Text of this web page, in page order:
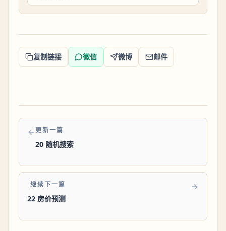
复制链接 微信 微博 邮件
更新一篇
20 随机搜索
继续下一篇
22 房价预测